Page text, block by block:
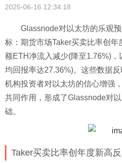
2025-06-16 12:34:18
Glassnode对以太坊的乐观
标：期货市场Taker买卖比率创年
额ETH净流入减少(降至1.76%)
均回报率达27.36%)。这些数据反
机构投资者对以太坊的信心增强
共同作用，形成了Glassnode对
础。
Taker买卖比率创年度新高